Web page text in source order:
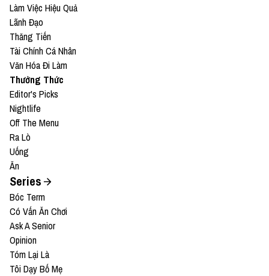
Làm Việc Hiệu Quả
Lãnh Đạo
Thăng Tiến
Tài Chính Cá Nhân
Văn Hóa Đi Làm
Thưởng Thức
Editor's Picks
Nightlife
Off The Menu
Ra Lò
Uống
Ăn
Series
Bóc Term
Có Vấn Ăn Chơi
Ask A Senior
Opinion
Tóm Lại Là
Tôi Dạy Bố Mẹ